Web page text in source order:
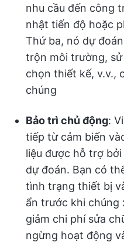
nhu cầu đến công
nhật tiến độ hoặc
Thứ ba, nó dự
trộn môi trường,
chọn thiết kế, v.v.,
chúng
Bảo trì chủ động:
tiếp từ cảm biến
liệu được hỗ trợ
dự đoán. Bạn có
tình trạng thiết bị
ẩn trước khi chúng
giảm chi phí sửa
ngừng hoạt động